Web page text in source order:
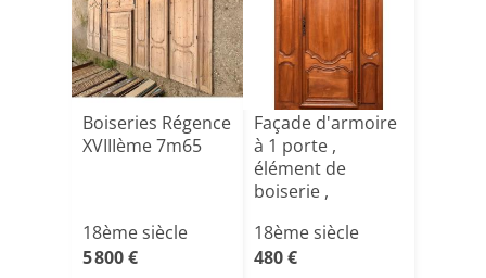
Boiseries Régence
XVIIIème 7m65
18ème siècle
5 800 €
Façade d'armoire
à 1 porte ,
élément de
boiserie ,
18ème siècle
480 €